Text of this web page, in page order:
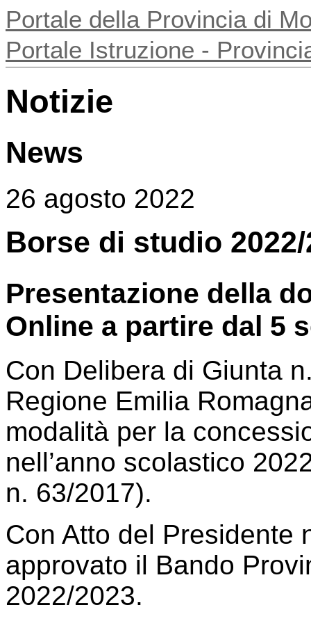
Portale della Provincia di
Portale Istruzione -
Notizie
News
26 agosto 2022
Borse di studio 2022/
Presentazione della
Online a partire dal 5
Con Delibera di Giunta
Regione Emilia
modalità per la
nell’anno scolastico
n. 63/2017).
Con Atto del Presidente
approvato il Bando
2022/2023.